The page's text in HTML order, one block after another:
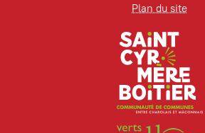
Plan du site